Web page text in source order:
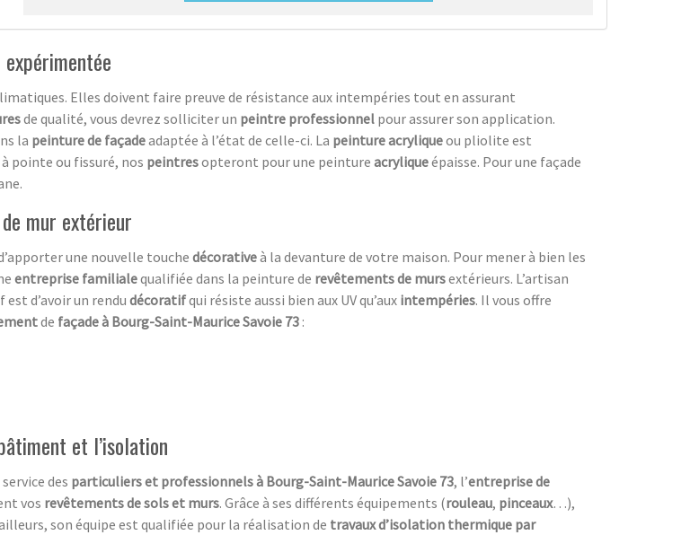
Elles doivent faire preuve de résistance aux intempéries tout en assurant
de qualité, vous devrez solliciter un peintre professionnel pour assurer son application.
la peinture de façadeadaptée à l’état de celle-ci. La peinture acryliqueou pliolite est
à pointe ou fissuré, nos peintresopteront pour une peinture acryliqueépaisse. Pour une façade
mur extérieur
une nouvelle touche décorativeà la devanture de votre maison. Pour mener à bien les
entreprise familialequalifiée dans la peinture de revêtements de mursextérieurs. L’artisan
est d’avoir un rendudécoratifqui résiste aussi bien aux UVqu’aux intempéries. Il vous offre
de façade à Bourg-Saint-Maurice Savoie 73 :
et l’isolation
service des particuliers et professionnels à Bourg-Saint-Maurice Savoie 73, l’entreprise de
vos revêtements de sols et murs. Grâce à ses différents équipements (rouleau, pinceaux…),
son équipe est qualifiée pour la réalisation de travaux d’isolation thermique par